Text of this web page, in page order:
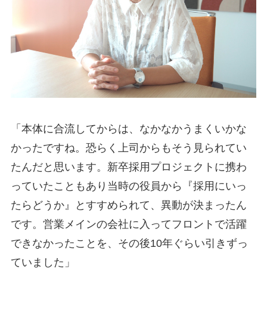
「本体に合流してからは、なかなかうまくいかな
かったですね。恐らく上司からもそう見られてい
たんだと思います。新卒採用プロジェクトに携わ
っていたこともあり当時の役員から『採用にいっ
たらどうか』とすすめられて、異動が決まったん
です。営業メインの会社に入ってフロントで活躍
できなかったことを、その後10年ぐらい引きずっ
ていました」